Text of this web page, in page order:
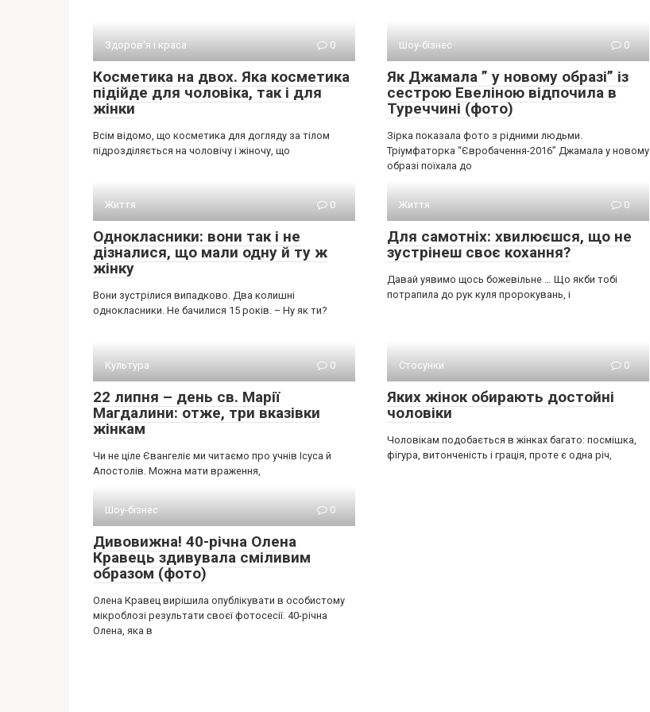
Здоров'я і краса 0
Косметика на двох. Яка косметика
підійде для чоловіка, так і для
жінки
Всім відомо, що косметика для догляду за тілом
підрозділяється на чоловічу і жіночу, що
Шоу-бізнес 0
Як Джамала ” у новому образі” із
сестрою Евеліною відпочила в
Туреччині (фото)
Зірка показала фото з рідними людьми.
Тріумфаторка “Євробачення-2016” Джамала у новому
образі поїхала до
Життя 0
Однокласники: вони так і не
дізналися, що мали одну й ту ж
жінку
Вони зустрілися випадково. Два колишні
однокласники. Не бачилися 15 років. – Ну як ти?
Життя 0
Для самотніх: хвилюєшся, що не
зустрінеш своє кохання?
Давай уявимо щось божевільне … Що якби тобі
потрапила до рук куля пророкувань, і
Культура 0
22 липня – день св. Марії
Магдалини: отже, три вказівки
жінкам
Чи не ціле Євангеліє ми читаємо про учнів Ісуса й
Апостолів. Можна мати враження,
Стосунки 0
Яких жінок обирають достойні
чоловіки
Чоловікам подобається в жінках багато: посмішка,
фігура, витонченість і грація, проте є одна річ,
Шоу-бізнес 0
Дивовижна! 40-річна Олена
Кравець здивувала сміливим
образом (фото)
Олена Кравец вирішила опублікувати в особистому
мікроблозі результати своєї фотосесії. 40-річна
Олена, яка в